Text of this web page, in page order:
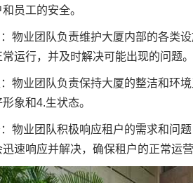
员工的安全。
物业团队负责维护大厦内部的各类
运行，并及时解决可能出现的问题。
物业团队负责保持大厦的整洁和环
象和4.生状态。
物业团队积极响应租户的需求和问
速响应并解决，确保租户的正常运营